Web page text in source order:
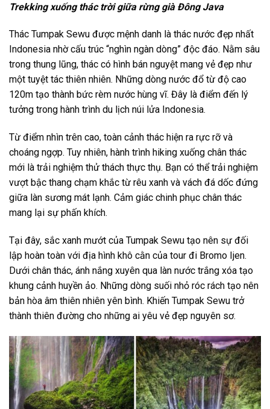
Trekking xuống thác trời giữa rừng già Đông Java
Thác Tumpak Sewu được mệnh danh là thác nước đẹp nhất
Indonesia nhờ cấu trúc “nghìn ngàn dòng” độc đáo. Nằm sâu
trong thung lũng, thác có hình bán nguyệt mang vẻ đẹp như
một tuyệt tác thiên nhiên. Những dòng nước đổ từ độ cao
120m tạo thành bức rèm nước hùng vĩ. Đây là điểm đến lý
tưởng trong hành trình du lịch núi lửa Indonesia.
Từ điểm nhìn trên cao, toàn cảnh thác hiện ra rực rỡ và
choáng ngợp. Tuy nhiên, hành trình hiking xuống chân thác
mới là trải nghiệm thử thách thực thụ. Bạn có thể trải nghiệm
vượt bậc thang chạm khắc từ rêu xanh và vách đá dốc đứng
giữa làn sương mát lạnh. Cảm giác chinh phục chân thác
mang lại sự phấn khích.
Tại đây, sắc xanh mướt của Tumpak Sewu tạo nên sự đối
lập hoàn toàn với địa hình khô cằn của tour đi Bromo Ijen.
Dưới chân thác, ánh nắng xuyên qua làn nước trắng xóa tạo
khung cảnh huyền ảo. Những dòng suối nhỏ róc rách tạo nên
bản hòa âm thiên nhiên yên bình. Khiến Tumpak Sewu trở
thành thiên đường cho những ai yêu vẻ đẹp nguyên sơ.